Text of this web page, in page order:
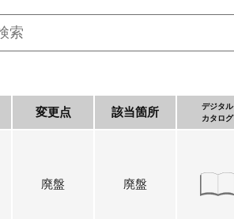
変更点 該当箇所
デジタル
カタログ
廃盤 廃盤